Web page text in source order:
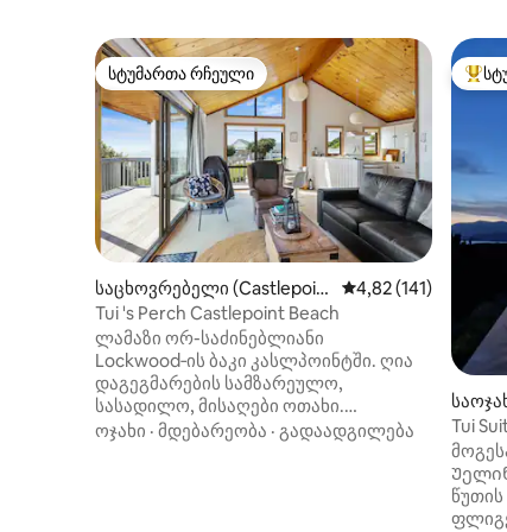
სტუმართა რჩეული
სტუმართა რჩეული
საცხოვრებელი (Castlepoin
t)
საშუალო
4,82 (141)
Tui 's Perch Castlepoint Beach
ლამაზი ორ-საძინებლიანი
Lockwood‑ის ბაკი კასლპოინტში. ღია
დაგეგმარების სამზარეულო,
სასადილო, მისაღები ოთახი.
შესანიშნავი ტერასიდან შესანიშნავი
ოჯახი · მდებარეობა · გადაადგილება
rn
Tui